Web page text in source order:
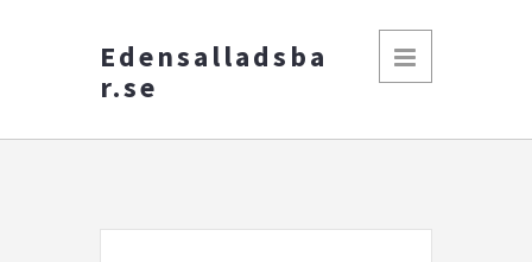
Edensalladsba
r.se